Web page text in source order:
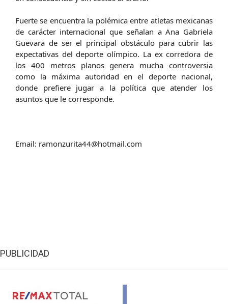
Fuerte se encuentra la polémica entre atletas mexicanas
de carácter internacional que señalan a Ana Gabriela
Guevara de ser el principal obstáculo para cubrir las
expectativas del deporte olímpico. La ex corredora de
los 400 metros planos genera mucha controversia
como la máxima autoridad en el deporte nacional,
donde prefiere jugar a la política que atender los
asuntos que le corresponde.
Email: ramonzurita44@hotmail.com
PUBLICIDAD